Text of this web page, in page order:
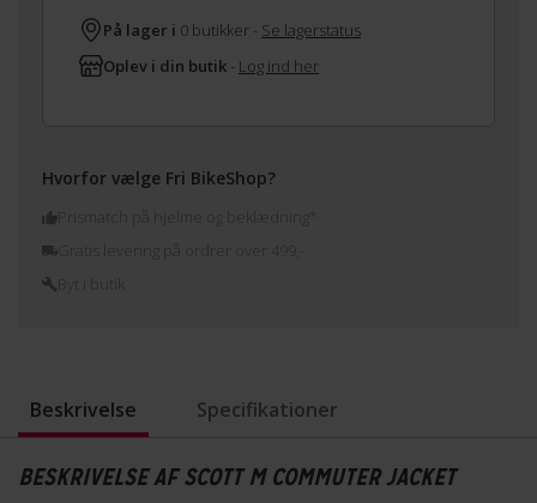
På lager i 0 butikker - Se lagerstatus
Oplev i din butik - Log ind her
Hvorfor vælge Fri BikeShop?
Prismatch på hjelme og beklædning*
Beskrivelse Specifikationer
BESKRIVELSE AF SCOTT M COMMUTER JACKET